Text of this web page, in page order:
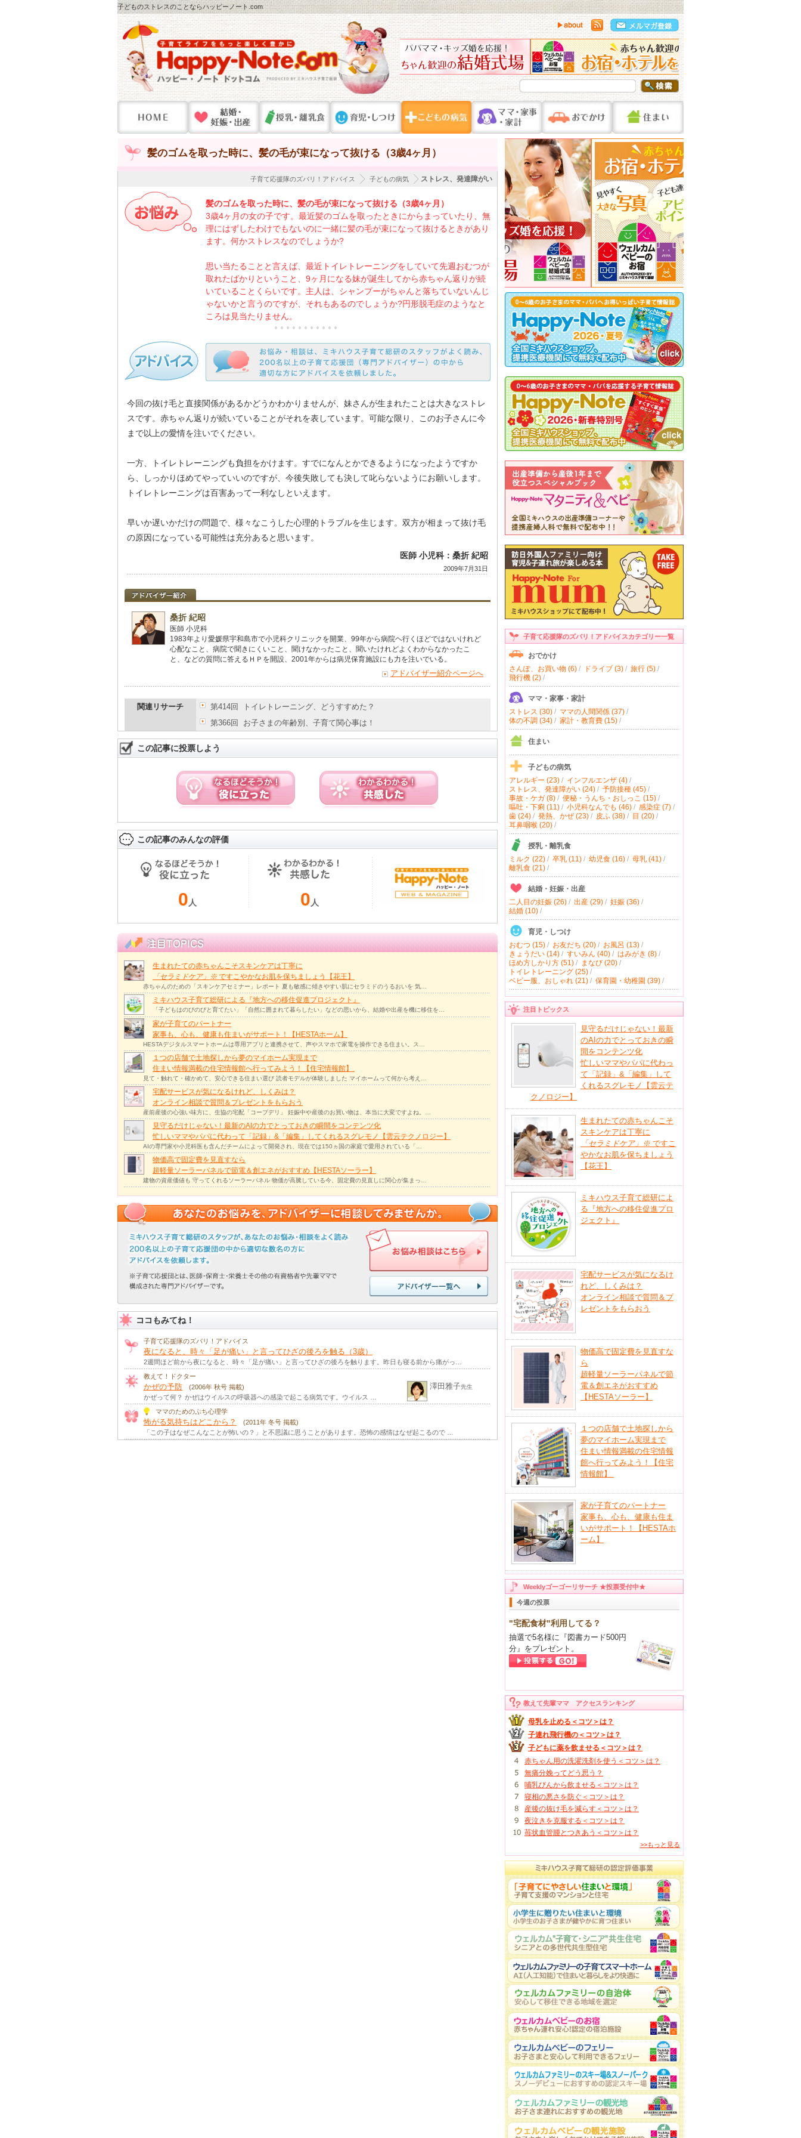
子どものストレスのことならハッピーノート.com
髪のゴムを取った時に、髪の毛が束になって抜ける（3歳4ヶ月）
ストレス、発達障がい
子どもの病気
子育て応援隊のズバリ！アドバイス
髪のゴムを取った時に、髪の毛が束になって抜ける（3歳4ヶ月）
3歳4ヶ月の女の子です。最近髪のゴムを取ったときにからまっていたり、無
理にはずしたわけでもないのに一緒に髪の毛が束になって抜けるときがあり
ます。何かストレスなのでしょうか?
思い当たることと言えば、最近トイレトレーニングをしていて先週おむつが
取れたばかりということ、9ヶ月になる妹が誕生してから赤ちゃん返りが続
いていることくらいです。主人は、シャンプーがちゃんと落ちていないんじ
ゃないかと言うのですが、それもあるのでしょうか?円形脱毛症のようなと
ころは見当たりません。
今回の抜け毛と直接関係があるかどうかわかりませんが、妹さんが生まれたことは大きなストレ
スです。赤ちゃん返りが続いていることがそれを表しています。可能な限り、このお子さんに今
まで以上の愛情を注いでください。
一方、トイレトレーニングも負担をかけます。すでになんとかできるようになったようですか
ら、しっかりほめてやっていいのですが、今後失敗しても決して叱らないようにお願いします。
トイレトレーニングは百害あって一利なしといえます。
早いか遅いかだけの問題で、様々なこうした心理的トラブルを生じます。双方が相まって抜け毛
の原因になっている可能性は充分あると思います。
医師 小児科：桑折 紀昭
2009年7月31日
桑折 紀昭
医師 小児科
1983年より愛媛県宇和島市で小児科クリニックを開業、99年から病院ヘ行くほどではないけれど
心配なこと、病院で聞きにくいこと、聞けなかったこと、聞いたけれどよくわからなかったこ
と、などの質問に答えるＨＰを開設、2001年からは病児保育施設にも力を注いでいる。
アドバイザー紹介ページへ
関連リサーチ
第414回 トイレトレーニング、どうすすめた？
第366回 お子さまの年齢別、子育て関心事は！
この記事に投票しよう
この記事のみんなの評価
0 人 0 人
生まれたての赤ちゃんこそスキンケアは丁寧に
「セラミドケア」 ※ですこやかなお肌を保ちましょう【花王】
赤ちゃんのための「スキンケアセミナー」レポート 夏も敏感に傾きやすい肌にセラミドのうるおいを 気…
ミキハウス子育て総研による『地方への移住促進プロジェクト』
「子どもはのびのびと育てたい」「自然に囲まれて暮らしたい」などの思いから、結婚や出産を機に移住を…
家が子育てのパートナー
家事も、心も、健康も住まいがサポート！【HESTAホーム】
HESTAデジタルスマートホームは専用アプリと連携させて、声やスマホで家電を操作できる住まい。ス…
１つの店舗で土地探しから夢のマイホーム実現まで
住まい情報満載の住宅情報館へ行ってみよう！【住宅情報館】
見て・触れて・確かめて、安心できる住まい選び 読者モデルが体験しました マイホームって何から考え…
宅配サービスが気になるけれど、しくみは？
オンライン相談で質問＆プレゼントをもらおう
産前産後の心強い味方に、生協の宅配「コープデリ」 妊娠中や産後のお買い物は、本当に大変ですよね。…
見守るだけじゃない！最新のAIの力でとっておきの瞬間をコンテンツ化
忙しいママやパパに代わって「記録」&「編集」してくれるスグレモノ【雲云テクノロジー】
AIの専門家や小児科医も含んだチームによって開発され、現在では150ヵ国の家庭で愛用されている「…
物価高で固定費を見直すなら
超軽量ソーラーパネルで節電＆創エネがおすすめ【HESTAソーラー】
建物の資産価値も 守ってくれるソーラーパネル 物価が高騰している今、固定費の見直しに関心が集まっ…
ココもみてね！
子育て応援隊のズバリ！アドバイス
夜になると、時々「足が痛い」と言ってひざの後ろを触る（3歳）
2週間ほど前から夜になると、時々「足が痛い」と言ってひざの後ろを触ります。昨日も寝る前から痛がっ…
教えて！ドクター
かぜの予防
(2006年 秋号 掲載)
かぜって何？ かぜはウイルスの呼吸器への感染で起こる病気です。ウイルス …
澤田雅子先生
ママのためのぷち心理学
怖がる気持ちはどこから？
(2011年 冬号 掲載)
「この子はなぜこんなことが怖いの？」と不思議に思うことがあります。恐怖の感情はなぜ起こるので …
子育て応援隊のズバリ！アドバイスカテゴリー一覧
おでかけ
さんぽ、お買い物 (6)/ ドライブ (3)/ 旅行 (5)/
飛行機 (2)/
ママ・家事・家計
ストレス (30)/ ママの人間関係 (37)/
体の不調 (34)/ 家計・教育費 (15)/
住まい
子どもの病気
アレルギー (23)/ インフルエンザ (4)/
ストレス、発達障がい (24)/ 予防接種 (45)/
事故・ケガ (8)/ 便秘・うんち・おしっこ (15)/
嘔吐・下痢 (11)/ 小児科なんでも (46)/ 感染症 (7)/
歯 (24)/ 発熱、かぜ (23)/ 皮ふ (38)/ 目 (20)/
耳鼻咽喉 (20)/
授乳・離乳食
ミルク (22)/ 卒乳 (11)/ 幼児食 (16)/ 母乳 (41)/
離乳食 (21)/
結婚・妊娠・出産
二人目の妊娠 (26)/ 出産 (29)/ 妊娠 (36)/
結婚 (10)/
育児・しつけ
おむつ (15)/ お友だち (20)/ お風呂 (13)/
きょうだい (14)/ すいみん (40)/ はみがき (8)/
ほめ方しかり方 (51)/ まなび (20)/
トイレトレーニング (25)/
ベビー服、おしゃれ (21)/ 保育園・幼稚園 (39)/
注目トピックス
見守るだけじゃない！最新
のAIの力でとっておきの瞬
間をコンテンツ化
忙しいママやパパに代わっ
て「記録」&「編集」して
くれるスグレモノ【雲云テ
クノロジー】
生まれたての赤ちゃんこそ
スキンケアは丁寧に
「セラミドケア」 ※ ですこ
やかなお肌を保ちましょう
【花王】
ミキハウス子育て総研によ
る『地方への移住促進プロ
ジェクト』
宅配サービスが気になるけ
れど、しくみは？
オンライン相談で質問＆プ
レゼントをもらおう
物価高で固定費を見直すな
ら
超軽量ソーラーパネルで節
電＆創エネがおすすめ
【HESTAソーラー】
１つの店舗で土地探しから
夢のマイホーム実現まで
住まい情報満載の住宅情報
館へ行ってみよう！【住宅
情報館】
家が子育てのパートナー
家事も、心も、健康も住ま
いがサポート！【HESTAホ
ーム】
Weeklyゴーゴーリサーチ ★投票受付中★
今週の投票
"宅配食材"利用してる？
抽選で5名様に『図書カード500円
分』をプレゼント。
教えて先輩ママ アクセスランキング
母乳を止める＜コツ＞は？
子連れ飛行機の＜コツ＞は？
子どもに薬を飲ませる＜コツ＞は？
赤ちゃん用の洗濯洗剤を使う＜コツ＞は？
無痛分娩ってどう思う？
哺乳びんから飲ませる＜コツ＞は？
寝相の悪さを防ぐ＜コツ＞は？
産後の抜け毛を減らす＜コツ＞は？
夜泣きを克服する＜コツ＞は？
苺状血管腫とつきあう＜コツ＞は？
>>もっと見る